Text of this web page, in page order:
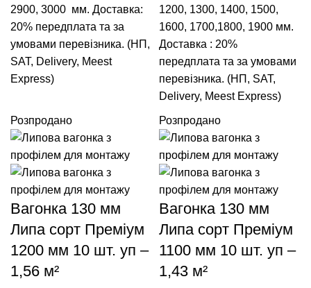
2900, 3000 мм. Доставка:
20% передплата та за
умовами перевізника. (НП,
SAT, Delivery, Meest
Express)
1200, 1300, 1400, 1500,
1600, 1700,1800, 1900 мм.
Доставка : 20%
передплата та за умовами
перевізника. (НП, SAT,
Delivery, Meest Express)
Розпродано
Вагонка 130 мм
Липа сорт Преміум
1200 мм 10 шт. уп –
1,56 м²
Розпродано
Вагонка 130 мм
Липа сорт Преміум
1100 мм 10 шт. уп –
1,43 м²